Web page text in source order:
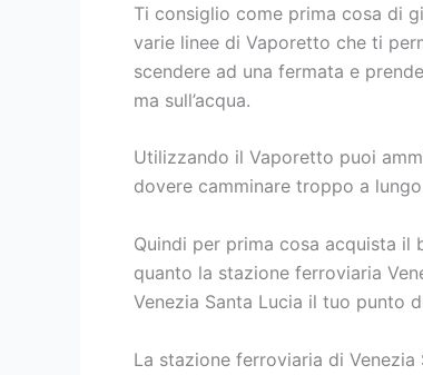
Ti consiglio come prima cosa di
varie linee di Vaporetto che ti
scendere ad una fermata e
ma sull’acqua.
Utilizzando il Vaporetto puoi
dovere camminare troppo a
Quindi per prima cosa acquista il
quanto la stazione ferroviaria
Venezia Santa Lucia il tuo punto
La stazione ferroviaria di